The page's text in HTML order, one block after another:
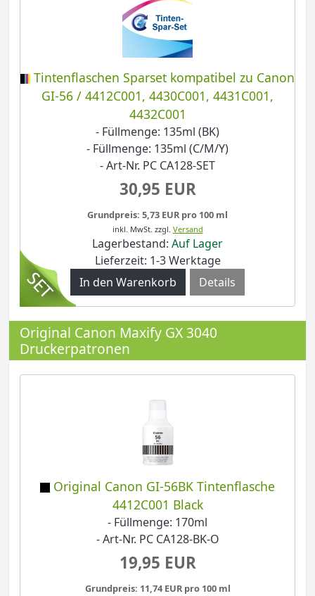
Tintenflaschen Sparset kompatibel zu Canon
GI-56 / 4412C001, 4430C001, 4431C001,
4432C001
- Füllmenge: 135ml (BK)
- Füllmenge: 135ml (C/M/Y)
- Art-Nr. PC CA128-SET
30,95 EUR
Grundpreis: 5,73 EUR pro 100 ml
inkl. MwSt. zzgl. Versand
Lagerbestand: Auf Lager
Lieferzeit: 1-3 Werktage
Details
Original Canon Maxify GX 3040
Druckerpatronen
Original Canon GI-56BK Tintenflasche
4412C001 Black
- Füllmenge: 170ml
- Art-Nr. PC CA128-BK-O
19,95 EUR
Grundpreis: 11,74 EUR pro 100 ml